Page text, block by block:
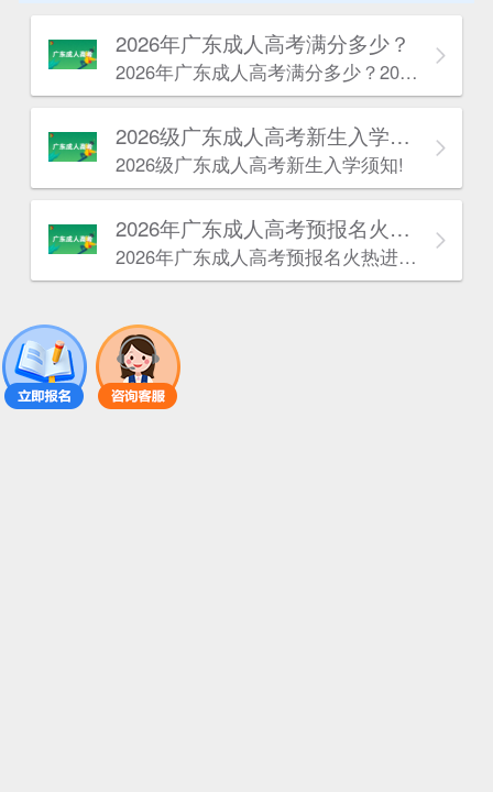
2026年广东成人高考满分多少？
2026年广东成人高考满分多少？2026年广东成人高考满分根据报考层次不同分为两种情况。
2026级广东成人高考新生入学须知!
2026级广东成人高考新生入学须知!
2026年广东成人高考预报名火热进行中！
2026年广东成人高考预报名火热进行中！